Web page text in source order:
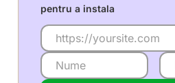
pentru a instala